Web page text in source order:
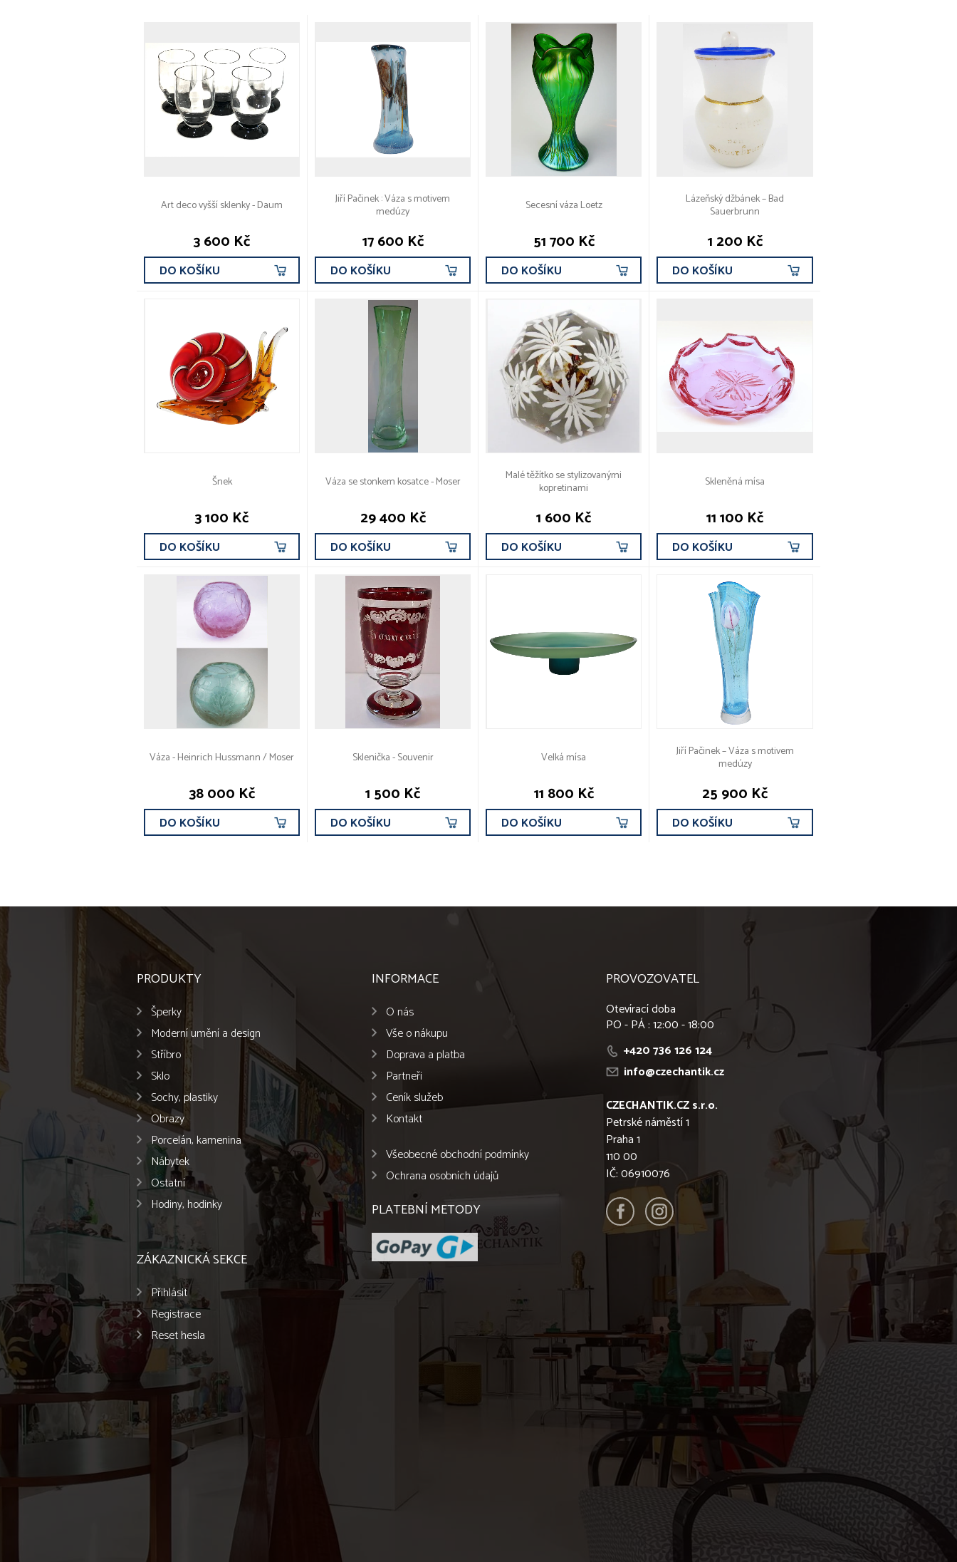
Art deco vyšší sklenky - Daum
3 600 Kč
DO KOŠÍKU
Jiří Pačinek : Váza s motivem
medúzy
17 600 Kč
DO KOŠÍKU
Secesní váza Loetz
51 700 Kč
DO KOŠÍKU
Lázeňský džbánek – Bad
Sauerbrunn
1 200 Kč
DO KOŠÍKU
Šnek
3 100 Kč
DO KOŠÍKU
Váza se stonkem kosatce - Moser
29 400 Kč
DO KOŠÍKU
Malé těžítko se stylizovanými
kopretinami
1 600 Kč
DO KOŠÍKU
Skleněná mísa
11 100 Kč
DO KOŠÍKU
Váza - Heinrich Hussmann / Moser
38 000 Kč
DO KOŠÍKU
Sklenička - Souvenir
1 500 Kč
DO KOŠÍKU
Velká mísa
11 800 Kč
DO KOŠÍKU
Jiří Pačinek – Váza s motivem
medúzy
25 900 Kč
DO KOŠÍKU
PRODUKTY
Šperky
Moderní umění a design
Stříbro
Sklo
Sochy, plastiky
Obrazy
Porcelán, kamenina
Nábytek
Ostatní
Hodiny, hodinky
ZÁKAZNICKÁ SEKCE
Přihlásit
Registrace
Reset hesla
INFORMACE
O nás
Vše o nákupu
Doprava a platba
Partneři
Ceník služeb
Kontakt
Všeobecné obchodní podmínky
Ochrana osobních údajů
PLATEBNÍ METODY
PROVOZOVATEL
Otevírací doba
PO - PÁ : 12:00 - 18:00
+420 736 126 124
info@czechantik.cz
CZECHANTIK.CZ s.r.o.
Petrské náměstí 1
Praha 1
110 00
IČ: 06910076